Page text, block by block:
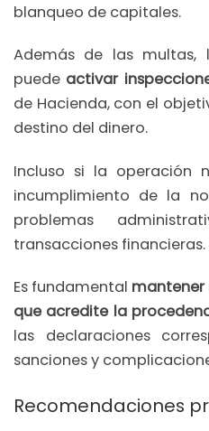
blanqueo de capitales.
Además de las
puede activar
de Hacienda, con el
destino del dinero.
Incluso si la operación
incumplimiento de la
problemas
transacciones financieras.
Es fundamental
que acredite la
las declaraciones
sanciones y
Recomendaciones